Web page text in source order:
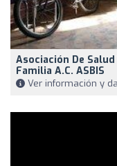
Asociación De
Familia A.C. ASBIS
Ver información y